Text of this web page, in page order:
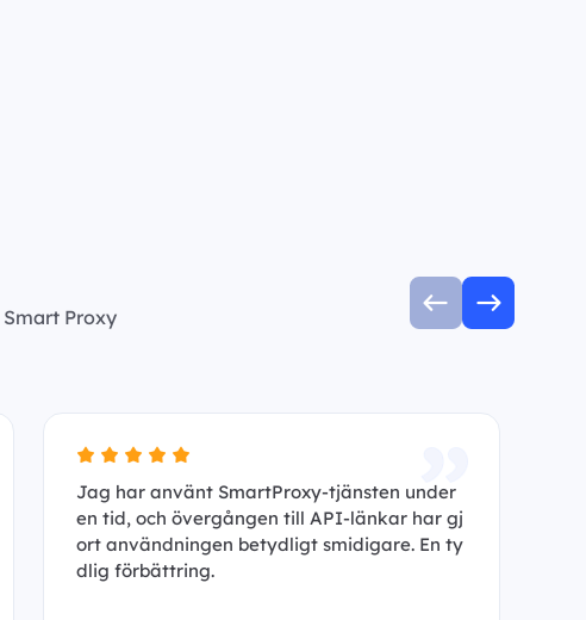
Proxy
Jag har använt SmartProxy-tjänsten under
en tid, och övergången till API-länkar har gj
ort användningen betydligt smidigare. En ty
dlig förbättring.